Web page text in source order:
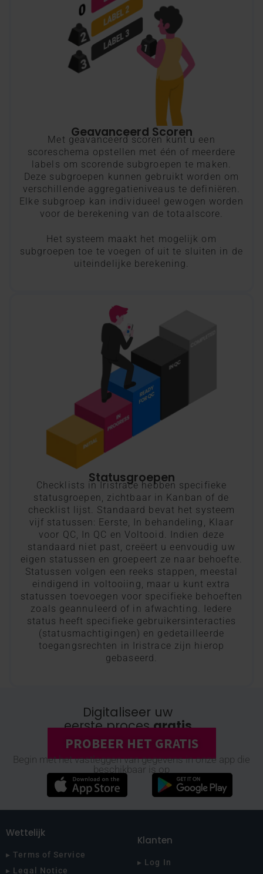
Geavanceerd Scoren
Met geavanceerd scoren kunt u een
scoreschema opstellen met één of meerdere
labels om scorende subgroepen te maken.
Deze subgroepen kunnen gebruikt worden om
verschillende aggregatieniveaus te definiëren.
Elke subgroep kan individueel gewogen worden
voor de berekening van de totaalscore.
Het systeem maakt het mogelijk om
subgroepen toe te voegen of uit te sluiten in de
uiteindelijke berekening.
Statusgroepen​
Checklists in Iristrace hebben specifieke
statusgroepen, zichtbaar in Kanban of de
checklist lijst. Standaard bevat het systeem
vijf statussen: Eerste, In behandeling, Klaar
voor QC, In QC en Voltooid. Indien deze
standaard niet past, creëert u eenvoudig uw
eigen statussen en groepeert ze naar behoefte.
Statussen volgen een reeks stappen, meestal
eindigend in voltooiing, maar u kunt extra
statussen toevoegen voor specifieke behoeften
zoals geannuleerd of in afwachting. Iedere
status heeft specifieke gebruikersinteracties
(statusmachtigingen) en gedetailleerde
toegangsrechten in Iristrace zijn hierop
gebaseerd.
Digitaliseer uw
eerste procesgratis
PROBEER HET GRATIS
Begin met het vastleggen van gegevens in onze app die
beschikbaar is op
Klanten
▸ Log In
Wettelijk
▸ Terms of Service
▸ Legal Notice